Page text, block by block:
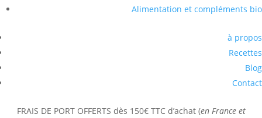
Alimentation et compléments bio
à propos
Recettes
Blog
Contact
FRAIS DE PORT OFFERTS dès 150€ TTC d’achat (en France et